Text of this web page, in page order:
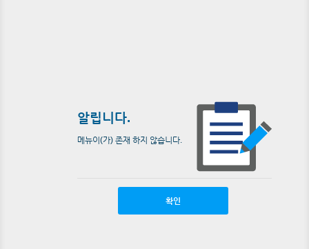
알립니다.
메뉴이(가) 존재 하지 않습니다.